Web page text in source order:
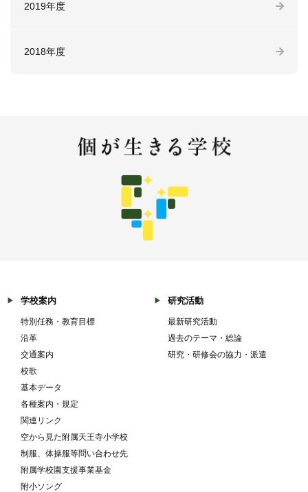
2019年度
2018年度
学校案内
特別任務・教育目標
沿革
交通案内
校歌
基本データ
各種案内・規定
関連リンク
空から見た附属天王寺小学校
制服、体操服等問い合わせ先
附属学校園支援事業基金
附小ソング
研究活動
最新研究活動
過去のテーマ・総論
研究・研修会の協力・派遣